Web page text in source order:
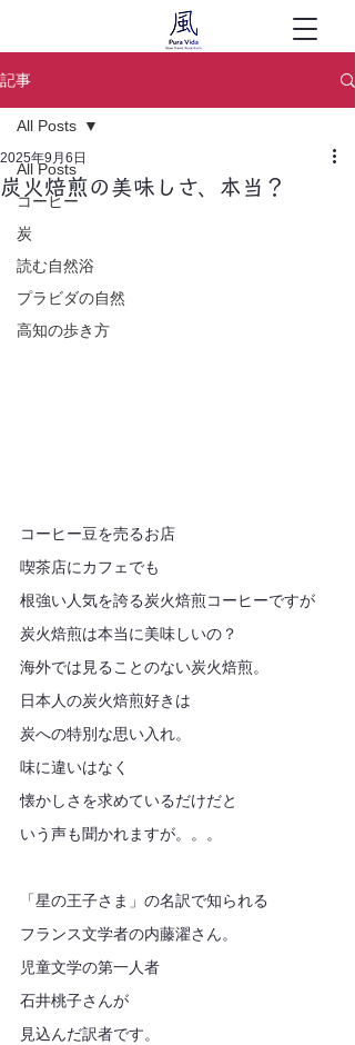
記事
All Posts
コーヒー
炭
読む自然浴
プラビダの自然
高知の歩き方
All Posts
炭火焙煎の美味しさ、本当？
2025年9月6日
コーヒー豆を売るお店
喫茶店にカフェでも
根強い人気を誇る炭火焙煎コーヒーですが
炭火焙煎は本当に美味しいの？
海外では見ることのない炭火焙煎。
日本人の炭火焙煎好きは
炭への特別な思い入れ。
味に違いはなく
懐かしさを求めているだけだと
いう声も聞かれますが。。。
「星の王子さま」の名訳で知られる
フランス文学者の内藤濯さん。
児童文学の第一人者
石井桃子さんが
見込んだ訳者です。